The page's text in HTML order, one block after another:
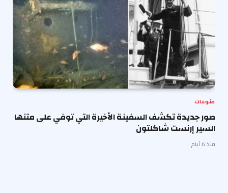
منوعات
صور جديدة تكشف السفينة الأخيرة التي توفي على متنها
السير إرنست شاكلتون
منذ 6 أيام